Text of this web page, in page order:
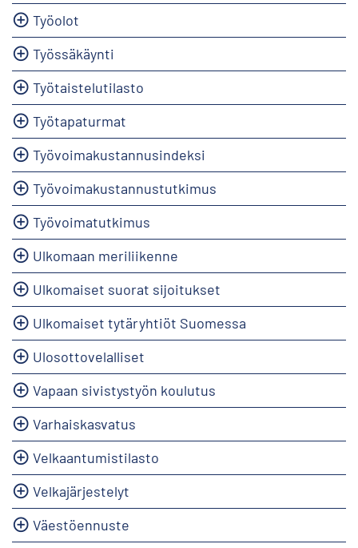
Työolot
Työssäkäynti
Työtaistelutilasto
Työtapaturmat
Työvoimakustannusindeksi
Työvoimakustannustutkimus
Työvoimatutkimus
Ulkomaan meriliikenne
Ulkomaiset suorat sijoitukset
Ulkomaiset tytäryhtiöt Suomessa
Ulosottovelalliset
Vapaan sivistystyön koulutus
Varhaiskasvatus
Velkaantumistilasto
Velkajärjestelyt
Väestöennuste